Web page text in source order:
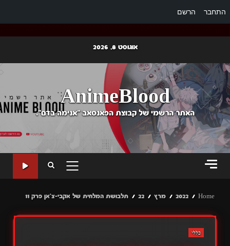
התחבר הרשם
content
אוגוסט 8, 2026
AnimeBlood
האתר הרשמי של קבוצת הפאנסאב "אנימה בדם".
PRIMARY
Home
2022 מרץ 22 תלבושת המלחית של אקבי-צ'אן פרק 11
כללי